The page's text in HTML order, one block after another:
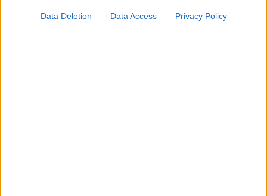
Data Deletion Data Access Privacy Policy